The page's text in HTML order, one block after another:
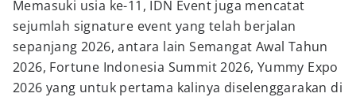
Memasuki usia ke-11, IDN Event juga mencatat
sejumlah signature event yang telah berjalan
sepanjang 2026, antara lain Semangat Awal Tahun
2026, Fortune Indonesia Summit 2026, Yummy Expo
2026 yang untuk pertama kalinya diselenggarakan di